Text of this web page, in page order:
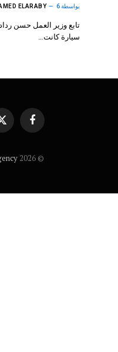
بواسطة ELARABY 6 أغسطس، 2026
تابع وزير العمل حسن
سيارة كانت…
فيسبوك
© 2026 Powered by